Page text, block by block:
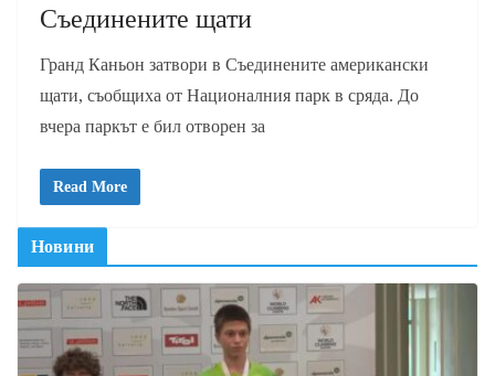
Съединените щати
Гранд Каньон затвори в Съединените американски
щати, съобщиха от Националния парк в сряда. До
вчера паркът е бил отворен за
Read More
Новини